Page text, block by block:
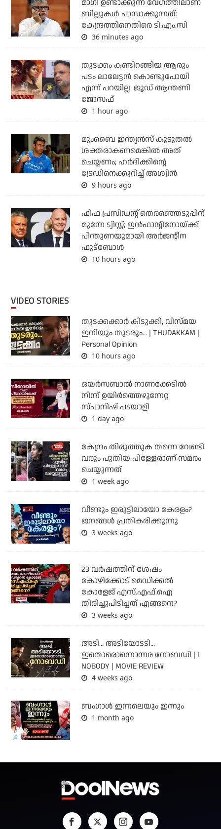
മാഗി ഉണ്ടാക്കുന്ന വേഗത്തിലാണ്
ബില്ലുകള്‍ പാസാക്കുന്നത്:
കേന്ദ്രത്തിനെതിരെ ടി.എം.സി
36 minutes ago
തുടക്കം കണ്ടിറങ്ങിയ ആരും
പടം ലാലേട്ടൻ കൊണ്ടുപോയി
എന്ന് പറയില്ല: ജൂഡ് ആന്തണി
ജോസഫ്
1 hour ago
മുംബൈ ഇന്ത്യന്‍സ് കൂടുതല്‍
ശക്തരാകണമെങ്കില്‍ അത്
ചെയ്യണം; ഹര്‍ദിക്കിന്റെ
ട്രേഡിനെക്കുറിച്ച് അശ്വിന്‍
9 hours ago
ഫിഫ പ്രസിഡന്റ് തെരഞ്ഞെടുപ്പിന്
മുന്നേ ട്വിസ്റ്റ്; ഇന്‍ഫാന്റിനോയ്ക്ക്
പിന്തുണയുമായി അര്‍ജന്റീന
ഫുട്‌ബോള്‍
10 hours ago
VIDEO STORIES
തുടക്കക്കാര്‍ കിടുക്കി, വിസ്മയ
ഇനിയും തുടരും... | THUDAKKAM |
Personal Opinion
10 hours ago
ഒയര്‍സബാൽ നാണക്കേടിൽ
നിന്ന് ഉയിർത്തെഴുന്നേറ്റ
സ്പാനിഷ് പടയാളി
1 day ago
കേന്ദ്രം തിരുത്തുക തന്നെ വേണ്ടി
വരും പുതിയ പിള്ളേരാണ് സമരം
ചെയ്യുന്നത്
1 week ago
വീണ്ടും ഇരുട്ടിലായോ കേരളം?
ജനങ്ങൾ പ്രതികരിക്കുന്നു
3 weeks ago
23 വർഷത്തിന് ശേഷം
കോഴിക്കോട് മെഡിക്കൽ
കോളേജ് എസ്.എഫ്.ഐ
തിരിച്ചുപിടിച്ചത് എങ്ങനെ?
3 weeks ago
അടി... അടിയോടടി...
ഇതൊരൊന്നൊന്നര നോബഡി | I
NOBODY | MOVIE REVIEW
4 weeks ago
ബംഗാള്‍ ഇന്നലെയും ഇന്നും
1 month ago